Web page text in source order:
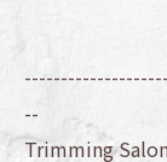
--
Trimming